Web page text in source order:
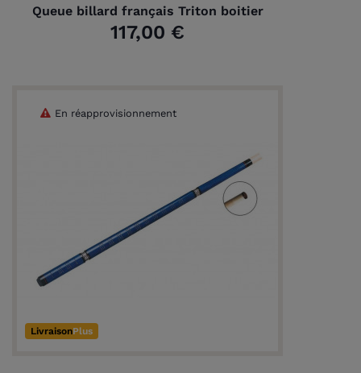
Queue billard français Triton boitier
117,00 €
LivraisonPlus
En réapprovisionnement